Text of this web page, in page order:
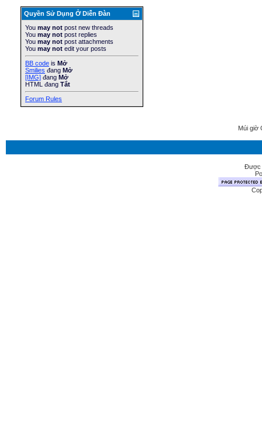
Quyền Sử Dụng Ở Diễn Ðàn
You may not post new threads
You may not post replies
You may not post attachments
You may not edit your posts
BB code is Mở
Smilies đang Mở
[IMG] đang Mở
HTML đang Tắt
Forum Rules
Múi giờ
Được